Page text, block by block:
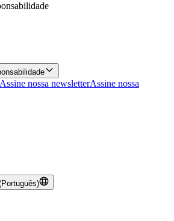
Assine nossa newsletterAssine nossa